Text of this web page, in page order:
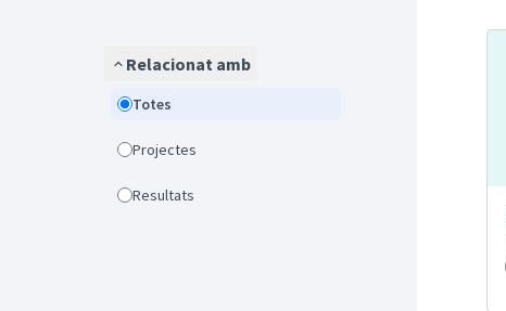
Relacionat amb
Totes
Projectes
Resultats